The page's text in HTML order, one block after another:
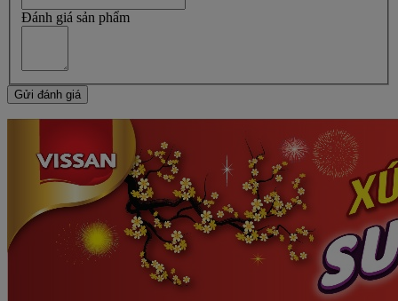
Đánh giá sản phẩm
Gửi đánh giá